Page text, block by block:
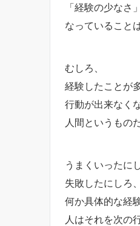
「経験の少なさ
なっていること
むしろ、
経験したことが
行動が出来なく
人間というもの
うまくいったに
失敗したにしろ、
何か具体的な経
人はそれを次の